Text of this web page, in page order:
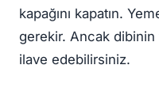
kapağını kapatın.
gerekir. Ancak dibinin
ilave edebilirsiniz.